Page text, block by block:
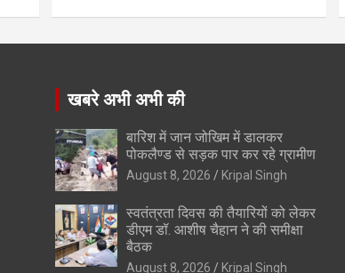
खबरे अभी अभी की
बारिश में जान जोखिम में डालकर
पोकलैण्ड से सड़क पार कर रहे ग्रामीण
August 8, 2026 Kripal Singh
स्वतंत्रता दिवस की तैयारियों को लेकर
डीएम डॉ. आशीष चैहान ने की समीक्षा
बैठक
August 8, 2026 Kripal Singh